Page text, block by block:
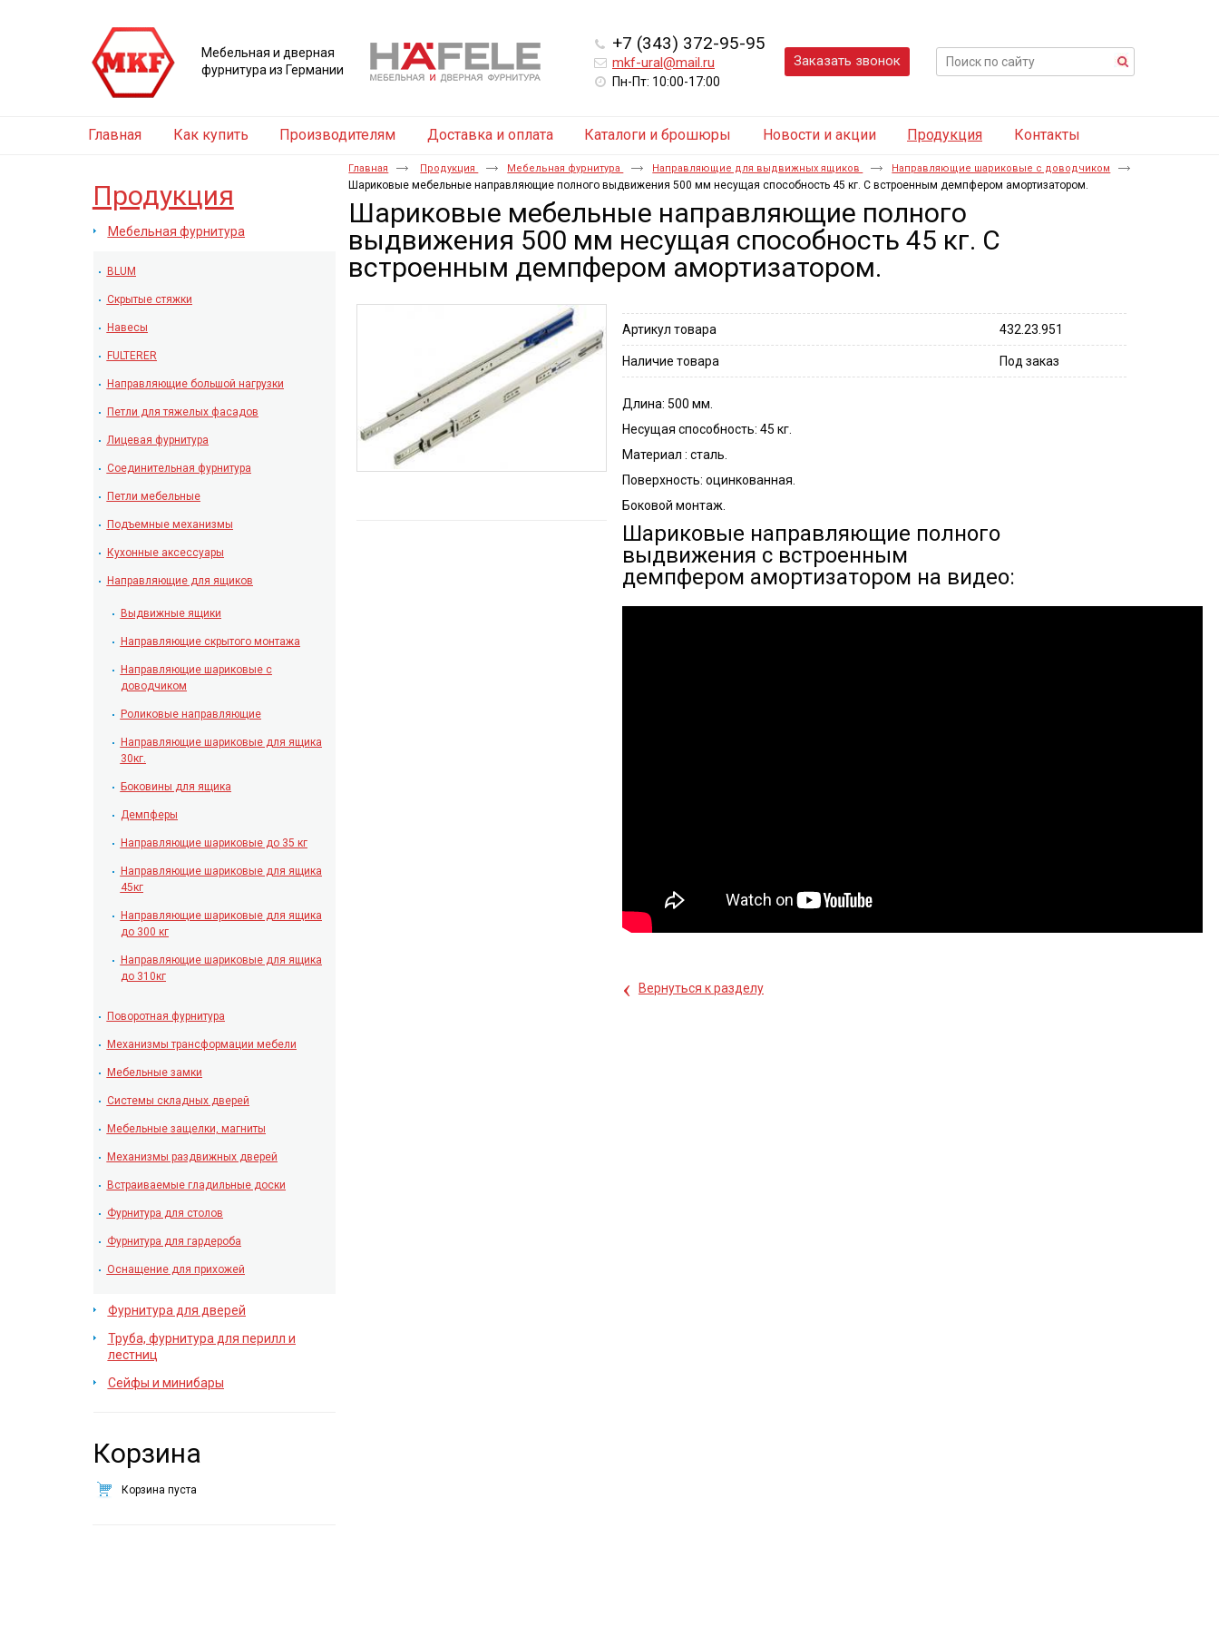
+7 (343) 372-95-95
mkf-ural@mail.ru
Пн-Пт: 10:00-17:00
Заказать звонок
Мебельная и дверная
фурнитура из Германии
Главная Как купить Производителям Доставка и оплата Каталоги и брошюры Новости и акции Продукция Контакты
Продукция
Мебельная фурнитура
BLUM
Скрытые стяжки
Навесы
FULTERER
Направляющие большой нагрузки
Петли для тяжелых фасадов
Лицевая фурнитура
Соединительная фурнитура
Петли мебельные
Подъемные механизмы
Кухонные аксессуары
Направляющие для ящиков
Выдвижные ящики
Направляющие скрытого монтажа
Направляющие шариковые с
доводчиком
Роликовые направляющие
Направляющие шариковые для ящика
30кг.
Боковины для ящика
Демпферы
Направляющие шариковые до 35 кг
Направляющие шариковые для ящика
45кг
Направляющие шариковые для ящика
до 300 кг
Направляющие шариковые для ящика
до 310кг
Поворотная фурнитура
Механизмы трансформации мебели
Мебельные замки
Системы складных дверей
Мебельные защелки, магниты
Механизмы раздвижных дверей
Встраиваемые гладильные доски
Фурнитура для столов
Фурнитура для гардероба
Оснащение для прихожей
Фурнитура для дверей
Труба, фурнитура для перилл и
лестниц
Сейфы и минибары
Корзина
Корзина пуста
Главная Продукция Мебельная фурнитура Направляющие для выдвижных ящиков Направляющие шариковые с доводчиком
Шариковые мебельные направляющие полного выдвижения 500 мм несущая способность 45 кг. С встроенным демпфером амортизатором.
Шариковые мебельные направляющие полного
выдвижения 500 мм несущая способность 45 кг. С
встроенным демпфером амортизатором.
Артикул товара 432.23.951
Наличие товара Под заказ
Длина: 500 мм.
Несущая способность: 45 кг.
Материал : сталь.
Поверхность: оцинкованная.
Боковой монтаж.
Шариковые направляющие полного
выдвижения с встроенным
демпфером амортизатором на видео:
‹ Вернуться к разделу